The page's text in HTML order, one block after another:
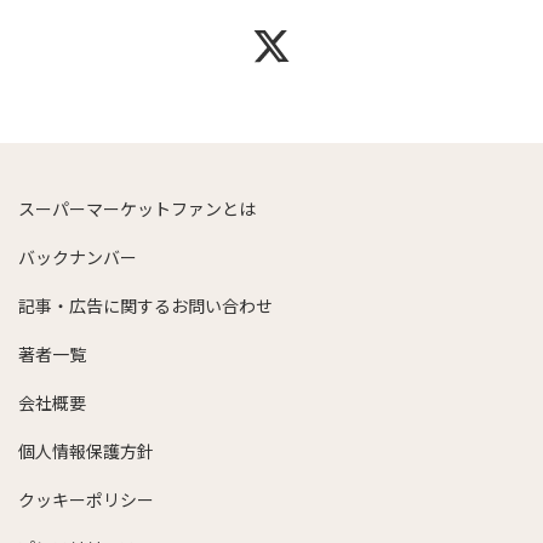
スーパーマーケットファンとは
バックナンバー
記事・広告に関するお問い合わせ
著者一覧
会社概要
個人情報保護方針
クッキーポリシー